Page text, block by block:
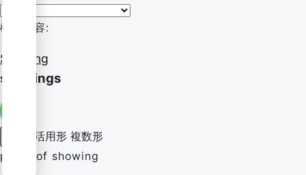
検索内容:
Showing
showings
活用形 複数形
plural of showing